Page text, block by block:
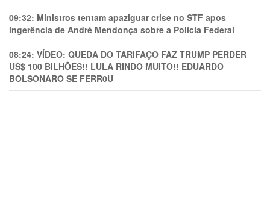
09:32: Ministros tentam apaziguar crise no STF apos
ingerência de André Mendonça sobre a Polícia Federal
08:24: VÍDEO: QUEDA DO TARIFAÇO FAZ TRUMP PERDER
US$ 100 BILHÕES!! LULA RINDO MUITO!! EDUARDO
BOLSONARO SE FERR0U